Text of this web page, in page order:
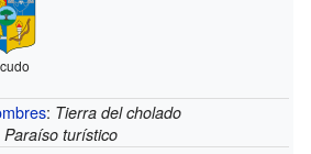
: Tierra del cholado
Paraíso turístico